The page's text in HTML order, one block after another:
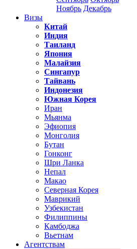
Ноябрь Декабрь
Визы
Китай
Индия
Таиланд
Япония
Малайзия
Сингапур
Тайвань
Индонезия
Южная Корея
Иран
Мьянма
Эфиопия
Монголия
Бутан
Гонконг
Шри Ланка
Непал
Макао
Северная Корея
Маврикий
Узбекистан
Филиппины
Камбоджа
Вьетнам
Агентствам